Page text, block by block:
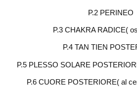
P.2 PERINEO
P.3 CHAKRA RADICE(
P.4 TAN TIEN
P.5 PLESSO SOLARE
P.6 CUORE POSTERIORE( al